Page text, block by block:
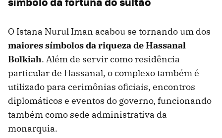
O Istana Nurul Iman acabou se tornando um dos
maiores símbolos da riqueza de Hassanal
Bolkiah. Além de servir como residência
particular de Hassanal, o complexo também é
utilizado para cerimônias oficiais, encontros
diplomáticos e eventos do governo, funcionando
também como sede administrativa da
monarquia.